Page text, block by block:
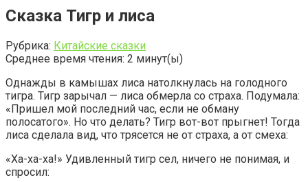
Сказка Тигр и лиса
Рубрика: Китайские сказки
Среднее время чтения: 2 минут(ы)
Однажды в камышах лиса натолкнулась на голодного
тигра. Тигр зарычал — лиса обмерла со страха. Подумала:
«Пришел мой последний час, если не обману
полосатого». Но что делать? Тигр вот-вот прыгнет! Тогда
лиса сделала вид, что трясется не от страха, а от смеха:
«Ха-ха-ха!» Удивленный тигр сел, ничего не понимая, и
спросил: